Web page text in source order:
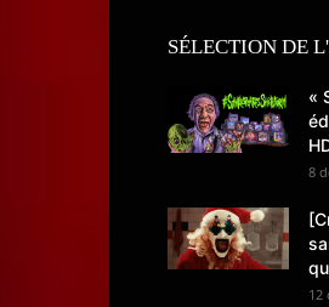
SÉLECTION DE
«
8
12